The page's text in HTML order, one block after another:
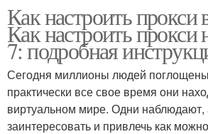
Как настроить прокси
Как настроить прокси
7: подробная
Сегодня миллионы людей
практически все свое время они
виртуальном мире. Одни наблюдают,
заинтересовать и привлечь как